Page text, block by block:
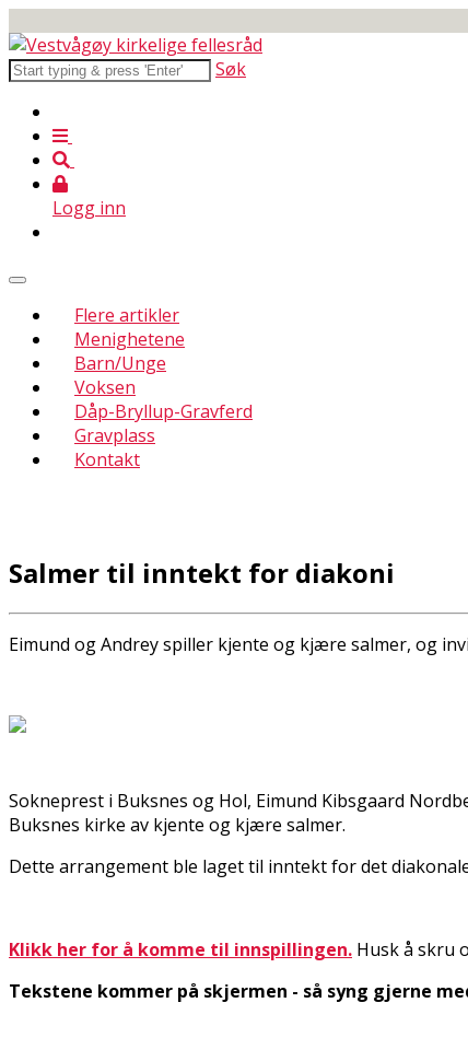
Søk
Logg inn
Flere artikler
Menighetene
Barn/Unge
Voksen
Dåp-Bryllup-Gravferd
Gravplass
Kontakt
Salmer til inntekt for diakoni
Eimund og Andrey spiller kjente og kjære salmer, og
Sokneprest i Buksnes og Hol, Eimund Kibsgaard
Buksnes kirke av kjente og kjære salmer.
Dette arrangement ble laget til inntekt for det
Klikk her for å komme til innspillingen. Husk å skru
Tekstene kommer på skjermen - så syng gjerne